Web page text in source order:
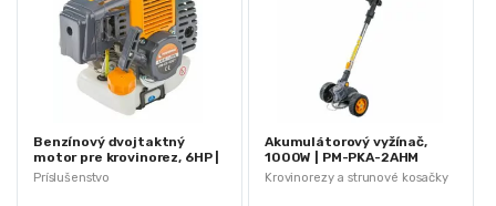
Príslušenstvo
Benzínový dvojtaktný
motor pre krovinorez, 6HP |
PM-KS-600T-SI
Krovinorezy a strunové kosačky
Akumulátorový vyžínač,
1000W | PM-PKA-2AHM